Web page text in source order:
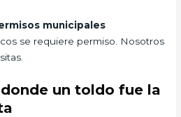
municipales
se requiere permiso. Nosotros
un toldo fue la